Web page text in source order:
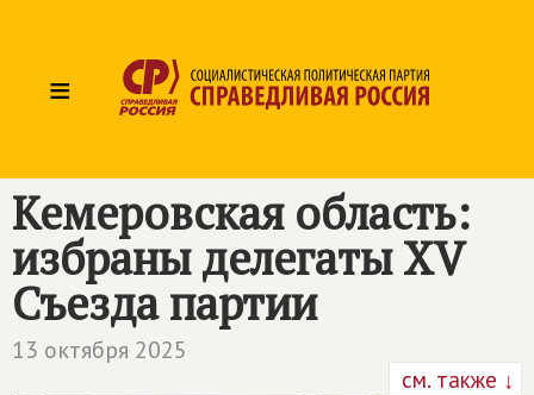
≡
Кемеровская область:
избраны делегаты ХV
Съезда партии
13 октября 2025
см. также ↓